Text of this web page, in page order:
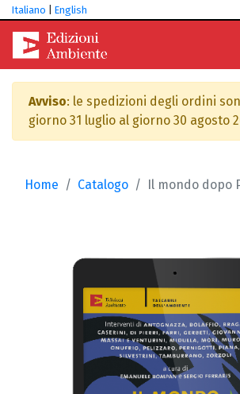
Italiano English
Avviso: le spedizioni degli ordini
giorno 31 luglio al giorno 30 agosto
Home Catalogo Il mondo dopo